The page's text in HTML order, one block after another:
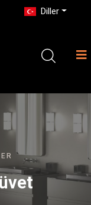
Diller